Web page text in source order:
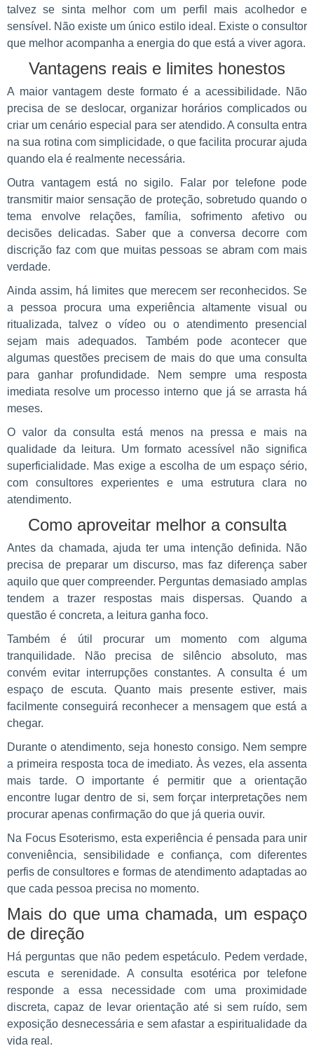
talvez se sinta melhor com um perfil mais acolhedor e
sensível. Não existe um único estilo ideal. Existe o consultor
que melhor acompanha a energia do que está a viver agora.
Vantagens reais e limites honestos
A maior vantagem deste formato é a acessibilidade. Não
precisa de se deslocar, organizar horários complicados ou
criar um cenário especial para ser atendido. A consulta entra
na sua rotina com simplicidade, o que facilita procurar ajuda
quando ela é realmente necessária.
Outra vantagem está no sigilo. Falar por telefone pode
transmitir maior sensação de proteção, sobretudo quando o
tema envolve relações, família, sofrimento afetivo ou
decisões delicadas. Saber que a conversa decorre com
discrição faz com que muitas pessoas se abram com mais
verdade.
Ainda assim, há limites que merecem ser reconhecidos. Se
a pessoa procura uma experiência altamente visual ou
ritualizada, talvez o vídeo ou o atendimento presencial
sejam mais adequados. Também pode acontecer que
algumas questões precisem de mais do que uma consulta
para ganhar profundidade. Nem sempre uma resposta
imediata resolve um processo interno que já se arrasta há
meses.
O valor da consulta está menos na pressa e mais na
qualidade da leitura. Um formato acessível não significa
superficialidade. Mas exige a escolha de um espaço sério,
com consultores experientes e uma estrutura clara no
atendimento.
Como aproveitar melhor a consulta
Antes da chamada, ajuda ter uma intenção definida. Não
precisa de preparar um discurso, mas faz diferença saber
aquilo que quer compreender. Perguntas demasiado amplas
tendem a trazer respostas mais dispersas. Quando a
questão é concreta, a leitura ganha foco.
Também é útil procurar um momento com alguma
tranquilidade. Não precisa de silêncio absoluto, mas
convém evitar interrupções constantes. A consulta é um
espaço de escuta. Quanto mais presente estiver, mais
facilmente conseguirá reconhecer a mensagem que está a
chegar.
Durante o atendimento, seja honesto consigo. Nem sempre
a primeira resposta toca de imediato. Às vezes, ela assenta
mais tarde. O importante é permitir que a orientação
encontre lugar dentro de si, sem forçar interpretações nem
procurar apenas confirmação do que já queria ouvir.
Na Focus Esoterismo, esta experiência é pensada para unir
conveniência, sensibilidade e confiança, com diferentes
perfis de consultores e formas de atendimento adaptadas ao
que cada pessoa precisa no momento.
Mais do que uma chamada, um espaço
de direção
Há perguntas que não pedem espetáculo. Pedem verdade,
escuta e serenidade. A consulta esotérica por telefone
responde a essa necessidade com uma proximidade
discreta, capaz de levar orientação até si sem ruído, sem
exposição desnecessária e sem afastar a espiritualidade da
vida real.